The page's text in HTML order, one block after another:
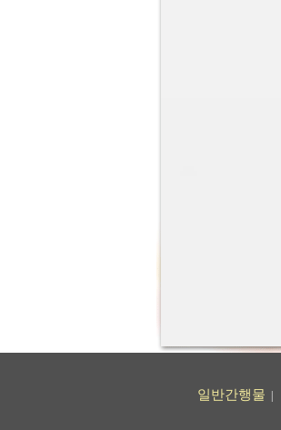
일반간행물